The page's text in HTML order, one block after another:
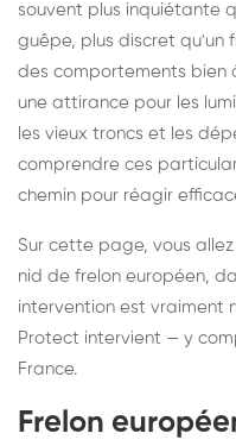
souvent plus inquiétante
guêpe, plus discret qu'un
des comportements bien
une attirance pour les
les vieux troncs et les
comprendre ces
chemin pour réagir
Sur cette page, vous
nid de frelon européen,
intervention est vraiment
Protect intervient — y
France.
Frelon